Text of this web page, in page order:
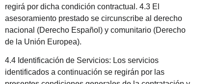
regirá por dicha condición contractual. 4.3 El
asesoramiento prestado se circunscribe al derecho
nacional (Derecho Español) y comunitario (Derecho
de la Unión Europea).
4.4 Identificación de Servicios: Los servicios
identificados a continuación se regirán por las